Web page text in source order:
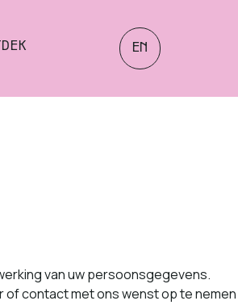
EN
van uw persoonsgegevens.
con­tact met ons wenst op te